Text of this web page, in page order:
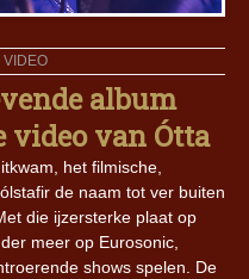
VIDEO
album
video van Ótta
het filmische,
de naam tot ver buiten
die ijzersterke plaat op
meer op Eurosonic,
shows spelen. De